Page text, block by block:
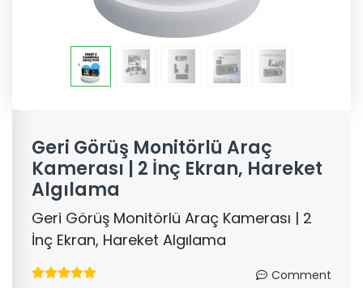
Geri Görüş Monitörlü Araç
Kamerası | 2 İnç Ekran, Hareket
Algılama
Geri Görüş Monitörlü Araç Kamerası | 2
İnç Ekran, Hareket Algılama
Comment